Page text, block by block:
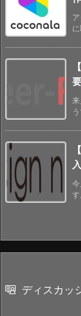
ディスカッ